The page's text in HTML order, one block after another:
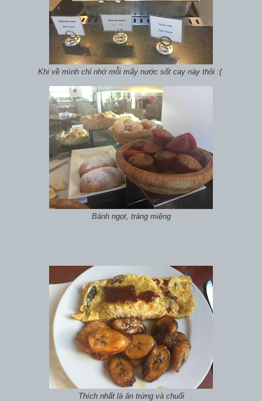
Khi về mình chỉ nhớ mỗi mấy nước sốt cay này thôi :(
Bánh ngọt, tráng miệng
Thích nhất là ăn trứng và chuối